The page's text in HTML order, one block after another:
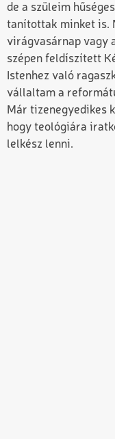
de a szüleim
tanítottak minket is.
virágvasárnap vagy
szépen feldíszített
Istenhez való
vállaltam a
Már tizenegyedikes
hogy teológiára
lelkész lenni.